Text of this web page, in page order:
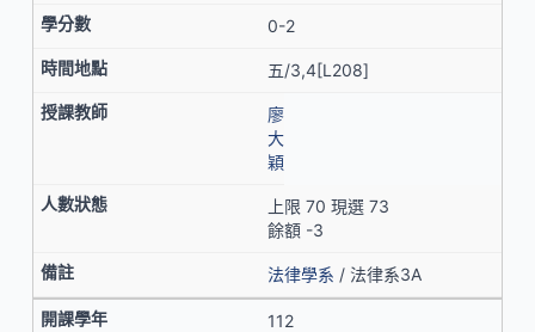
0-2
五/3,4[L208]
廖
大
穎
上限 70 現選 73
餘額 -3
法律學系 / 法律系3A
112